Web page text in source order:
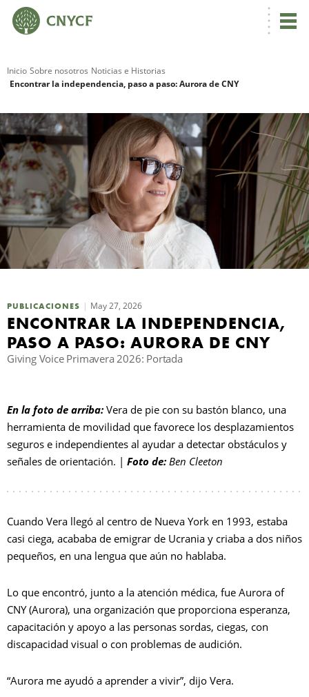
Inicio Sobre nosotros Noticias e Historias
Encontrar la independencia, paso a paso: Aurora de CNY
PUBLICACIONES May 27, 2026
ENCONTRAR LA INDEPENDENCIA,
PASO A PASO: AURORA DE CNY
Giving Voice Primavera 2026: Portada
En la foto de arriba: Vera de pie con su bastón blanco, una
herramienta de movilidad que favorece los desplazamientos
seguros e independientes al ayudar a detectar obstáculos y
señales de orientación. | Foto de: Ben Cleeton
Cuando Vera llegó al centro de Nueva York en 1993, estaba
casi ciega, acababa de emigrar de Ucrania y criaba a dos niños
pequeños, en una lengua que aún no hablaba.
Lo que encontró, junto a la atención médica, fue Aurora of
CNY (Aurora), una organización que proporciona esperanza,
capacitación y apoyo a las personas sordas, ciegas, con
discapacidad visual o con problemas de audición.
“Aurora me ayudó a aprender a vivir”, dijo Vera.